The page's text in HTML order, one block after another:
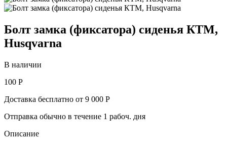
Болт замка (фиксатора) сиденья КТМ,
Husqvarna
В наличии
100 Р
Доставка бесплатно от 9 000 Р
Отправка обычно в течение 1 рабоч. дня
Описание